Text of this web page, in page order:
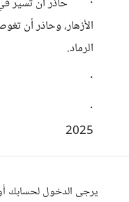
الأزهار، وحاذر أن
الرماد.
·
2025
يرجى الدخول لحسابك